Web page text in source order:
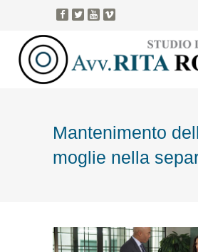
Mantenimento
moglie nella